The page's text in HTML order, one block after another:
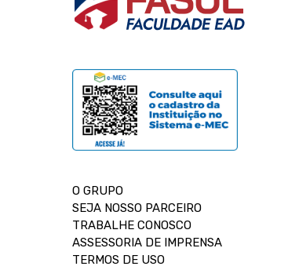
O GRUPO
SEJA NOSSO PARCEIRO
TRABALHE CONOSCO
ASSESSORIA DE IMPRENSA
TERMOS DE USO